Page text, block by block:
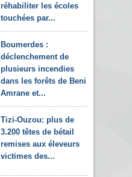
réhabiliter les écoles
touchées par...
Boumerdes :
déclenchement de
plusieurs incendies
dans les forêts de Beni
Amrane et...
Tizi-Ouzou: plus de
3.200 têtes de bétail
remises aux éleveurs
victimes des...